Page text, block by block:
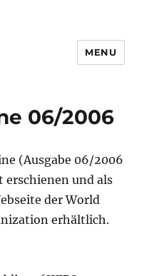
MENU
06/2006
(Ausgabe 06/2006
erschienen und als
der World
erhältlich.